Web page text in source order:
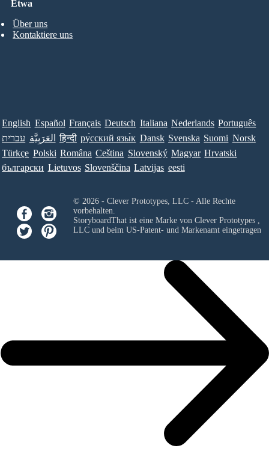
Etwa
Über uns
Kontaktiere uns
English Español Français Deutsch Italiana Nederlands Português
עברית العَرَبِيَّة हिन्दी ру́сский язы́к Dansk Svenska Suomi Norsk
Türkçe Polski Româna Ceština Slovenský Magyar Hrvatski
български Lietuvos Slovenščina Latvijas eesti
© 2026 - Clever Prototypes, LLC - Alle Rechte
vorbehalten.
StoryboardThat ist eine Marke von Clever Prototypes ,
LLCund beim US-Patent- und Markenamt eingetragen